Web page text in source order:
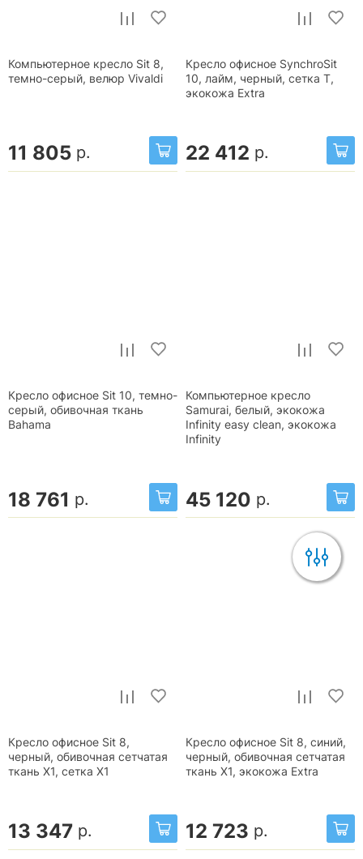
Компьютерное кресло Sit 8,
темно-серый, велюр Vivaldi
11 805 р.
Кресло офисное SynchroSit
10, лайм, черный, сетка T,
экокожа Extra
22 412 р.
Кресло офисное Sit 10, темно-
серый, обивочная ткань
Bahama
18 761 р.
Компьютерное кресло
Samurai, белый, экокожа
Infinity easy clean, экокожа
Infinity
45 120 р.
Кресло офисное Sit 8,
черный, обивочная сетчатая
ткань X1, сетка X1
13 347 р.
Кресло офисное Sit 8, синий,
черный, обивочная сетчатая
ткань X1, экокожа Extra
12 723 р.